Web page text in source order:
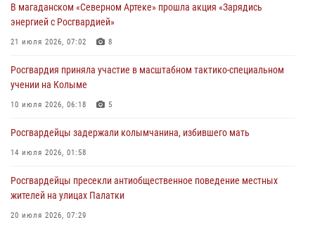
15 июля 2026, 06:21
Кинологический тандем из Магадана завоевал бронзу на
15 июля 2026, 04:34
В магаданском «Северном Артеке» прошла акция «Зарядись
энергией с Росгвардией»
21 июля 2026, 07:02 8
Росгвардия приняла участие в масштабном тактико-специальном
учении на Колыме
10 июля 2026, 06:18 5
Росгвардейцы задержали колымчанина, избившего мать
14 июля 2026, 01:58
Росгвардейцы пресекли антиобщественное поведение местных
жителей на улицах Палатки
20 июля 2026, 07:29